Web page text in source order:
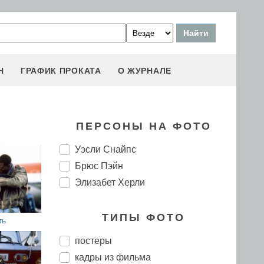
ГРАФИК ПРОКАТА О ЖУРНАЛЕ
ПЕРСОНЫ НА ФОТО
Уэсли Снайпс
Брюс Пэйн
Элизабет Херли
ТИПЫ ФОТО
постеры
кадры из фильма